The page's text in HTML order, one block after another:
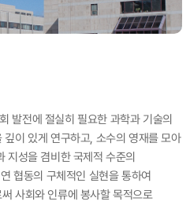
발전에 절실히 필요한 과학과 기술의
이 있게 연구하고, 소수의 영재를 모아
지성을 겸비한 국제적 수준의
협동의 구체적인 실현을 통하여
사회와 인류에 봉사할 목적으로